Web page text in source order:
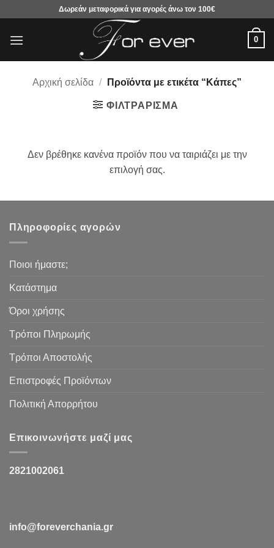
περιεχόμενο
Δωρεάν μεταφορικά για αγορές άνω τον 100€
0
Αρχική σελίδα / Προϊόντα με ετικέτα “Κάπες”
ΦΙΛΤΡΆΡΙΣΜΑ
Δεν βρέθηκε κανένα προϊόν που να ταιριάζει με την
επιλογή σας.
Πληροφορίες αγορών
Ποιοι ήμαστε;
Κατάστημα
Όροι χρήσης
Τρόποι Πληρωμής
Τρόποι Αποστολής
Επιστροφές Προϊόντων
Πολιτική Απορρήτου
Επικοινωνήστε μαζί μας
2821002061
info@foreverchania.gr